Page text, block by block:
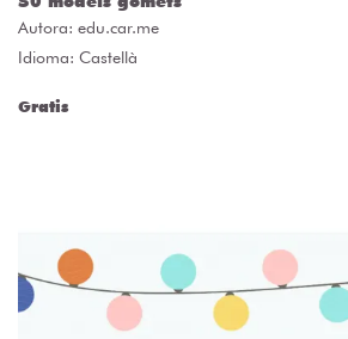
Autora: edu.car.me
Idioma: Castellà
Gratis